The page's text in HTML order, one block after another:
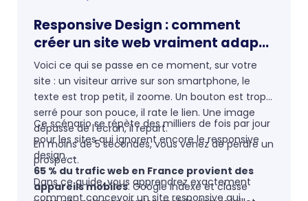
Responsive Design : comment
créer un site web vraiment adapté
aux mobiles
Voici ce qui se passe en ce moment, sur votre
site : un visiteur arrive sur son smartphone, le
texte est trop petit, il zoome. Un bouton est trop
serré pour son pouce, il rate le lien. Une image
dépasse de l'écran, il repart.
En moins de 5 secondes, vous venez de perdre un
prospect.
Ce scénario se répète des milliers de fois par jour
pour les sites qui ignorent encore le responsive
design.
65 % du trafic web en France provient des
appareils mobiles. Google indexe et classe
Dans ce guide, vous apprendrez exactement
comment concevoir un site responsive qui